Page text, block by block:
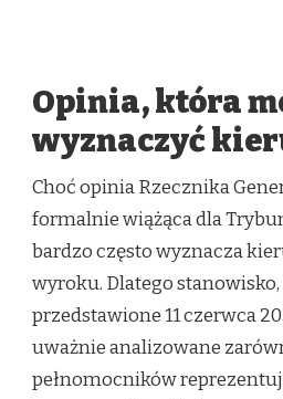
Opinia, która
wyznaczyć
Choć opinia Rzecznika
formalnie wiążąca dla
bardzo często wyznacza
wyroku. Dlatego
przedstawione 11 czerwca
uważnie analizowane
pełnomocników